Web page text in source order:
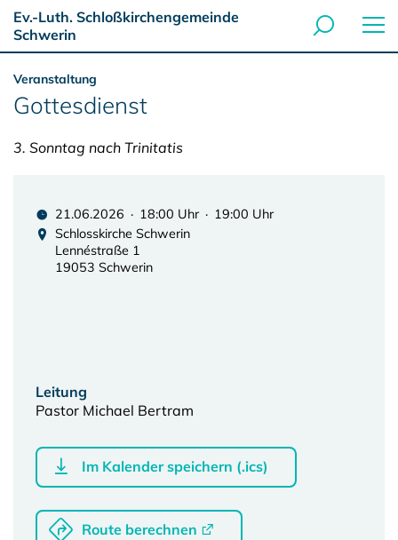
Ev.-Luth. Schloßkirchengemeinde
Schwerin
Veranstaltung
Gottesdienst
3. Sonntag nach Trinitatis
21.06.2026 · 18:00 Uhr · 19:00 Uhr
Schlosskirche Schwerin
Lennéstraße 1
19053 Schwerin
Leitung
Pastor Michael Bertram
Im Kalender speichern (.ics)
Route berechnen